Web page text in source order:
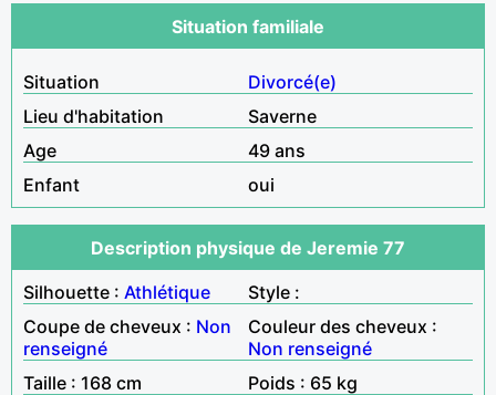
Situation familiale
Situation
Divorcé(e)
Lieu d'habitation
Saverne
Age
49 ans
Enfant
oui
Description physique de Jeremie 77
Silhouette : Athlétique
Style :
Coupe de cheveux : Non
renseigné
Couleur des cheveux :
Non renseigné
Taille : 168 cm
Poids : 65 kg